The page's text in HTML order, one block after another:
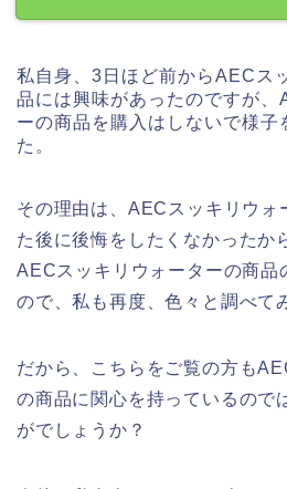
私自身、3日ほど前からAECス
品には興味があったのですが、
ーの商品を購入はしないで様子
た。
その理由は、AECスッキリウォ
た後に後悔をしたくなかったか
AECスッキリウォーターの商品
ので、私も再度、色々と調べて
だから、こちらをご覧の方も
の商品に関心を持っているので
がでしょうか？